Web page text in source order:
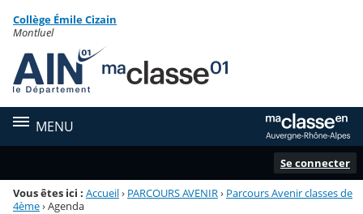
Menu de la rubrique
Contenu
Collège Émile Cizain
Montluel
MENU
Se connecter
Vous êtes ici : Accueil› PARCOURS AVENIR› Parcours Avenir classes de
4ème›Agenda